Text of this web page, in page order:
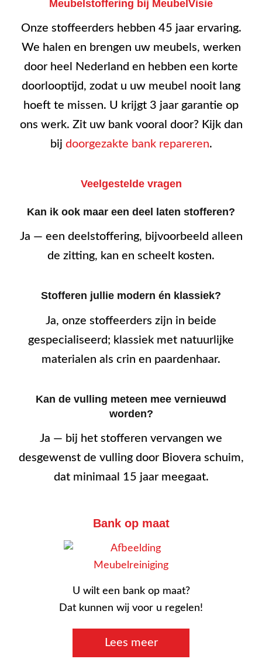
Meubelstoffering bij MeubelVisie
Onze stoffeerders hebben 45 jaar ervaring.
We halen en brengen uw meubels, werken
door heel Nederland en hebben een korte
doorlooptijd, zodat u uw meubel nooit lang
hoeft te missen. U krijgt 3 jaar garantie op
ons werk. Zit uw bank vooral door? Kijk dan
bij doorgezakte bank repareren.
Veelgestelde vragen
Kan ik ook maar een deel laten stofferen?
Ja — een deelstoffering, bijvoorbeeld alleen
de zitting, kan en scheelt kosten.
Stofferen jullie modern én klassiek?
Ja, onze stoffeerders zijn in beide
gespecialiseerd; klassiek met natuurlijke
materialen als crin en paardenhaar.
Kan de vulling meteen mee vernieuwd
worden?
Ja — bij het stofferen vervangen we
desgewenst de vulling door Biovera schuim,
dat minimaal 15 jaar meegaat.
Bank op maat
U wilt een bank op maat?
Dat kunnen wij voor u regelen!
Lees meer